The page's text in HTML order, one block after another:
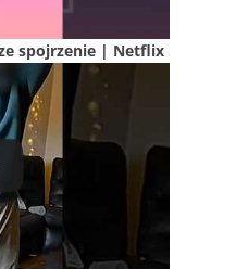
spojrzenie | Netflix